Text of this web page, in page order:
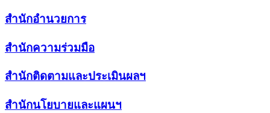
สำนักอำนวยการ
สำนักความร่วมมือ
สำนักติดตามและประเมินผลฯ
สำนักนโยบายและแผนฯ